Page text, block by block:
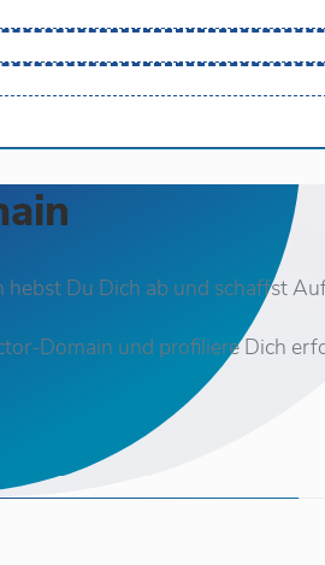
Du Dich ab und schaffst
Domain und profiliere Dich